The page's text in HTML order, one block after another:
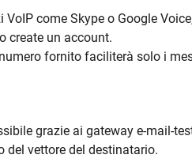
come Skype o Google
create un account.
fornito faciliterà solo i
grazie ai gateway e-mail-
del vettore del destinatario.